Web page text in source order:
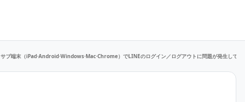
サブ端末（iPad⋅Android⋅ Windows⋅Mac⋅Chrome）でLINEのログイン／ログアウトに問題が発生している